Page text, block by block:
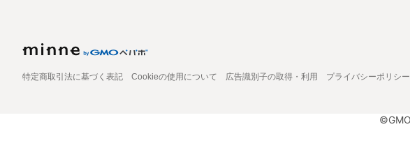
特定商取引法に基づく表記 Cookieの使用について 広告識別子の取得・利用 プライバシーポリシー